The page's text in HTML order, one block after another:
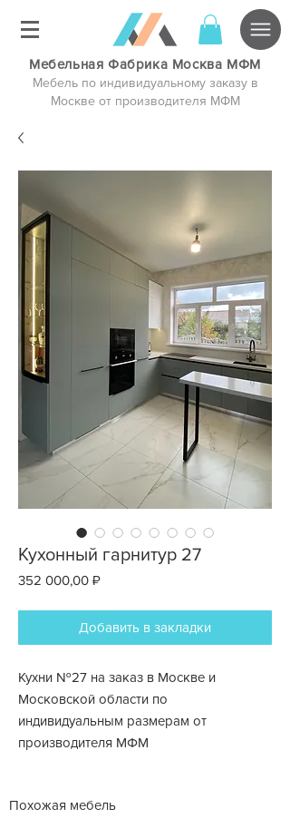
Мебельная Фабрика Москва МФМ
Мебель по индивидуальному заказу в
Москве от производителя МФМ
Кухонный гарнитур 27
352 000,00 ₽Цена
Добавить в закладки
Кухни №27 на заказ в Москве и
Московской области по
индивидуальным размерам от
производителя МФМ
Похожая мебель